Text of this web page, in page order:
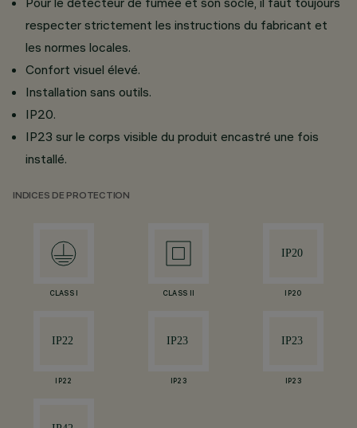
respecter strictement les instructions du fabricant et
les normes locales.
Confort visuel élevé.
Installation sans outils.
IP20.
IP23 sur le corps visible du produit encastré une fois
installé.
INDICES DE PROTECTION
CLASS I CLASS II IP20
IP22 IP23 IP23